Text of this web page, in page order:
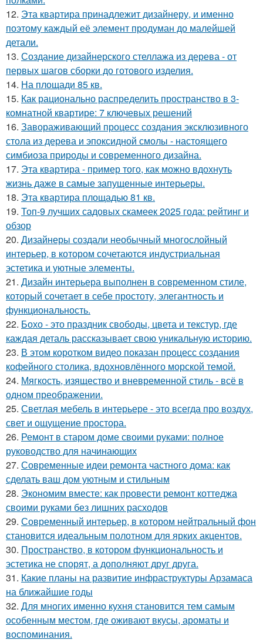
12. Эта квартира принадлежит дизайнеру, и именно
поэтому каждый её элемент продуман до малейшей
детали.
13. Создание дизайнерского стеллажа из дерева - от
первых шагов сборки до готового изделия.
14. На площади 85 кв.
15. Как рационально распределить пространство в 3-
комнатной квартире: 7 ключевых решений
16. Завораживающий процесс создания эксклюзивного
стола из дерева и эпоксидной смолы - настоящего
симбиоза природы и современного дизайна.
17. Эта квартира - пример того, как можно вдохнуть
жизнь даже в самые запущенные интерьеры.
18. Эта квартира площадью 81 кв.
19. Топ-9 лучших садовых скамеек 2025 года: рейтинг и
обзор
20. Дизайнеры создали необычный многослойный
интерьер, в котором сочетаются индустриальная
эстетика и уютные элементы.
21. Дизайн интерьера выполнен в современном стиле,
который сочетает в себе простоту, элегантность и
функциональность.
22. Бохо - это праздник свободы, цвета и текстур, где
каждая деталь рассказывает свою уникальную историю.
23. В этом коротком видео показан процесс создания
кофейного столика, вдохновлённого морской темой.
24. Мягкость, изящество и вневременной стиль - всё в
одном преображении.
25. Светлая мебель в интерьере - это всегда про воздух,
свет и ощущение простора.
26. Ремонт в старом доме своими руками: полное
руководство для начинающих
27. Современные идеи ремонта частного дома: как
сделать ваш дом уютным и стильным
28. Экономим вместе: как провести ремонт коттеджа
своими руками без лишних расходов
29. Современный интерьер, в котором нейтральный фон
становится идеальным полотном для ярких акцентов.
30. Пространство, в котором функциональность и
эстетика не спорят, а дополняют друг друга.
31. Какие планы на развитие инфраструктуры Арзамаса
на ближайшие годы
32. Для многих именно кухня становится тем самым
особенным местом, где оживают вкусы, ароматы и
воспоминания.